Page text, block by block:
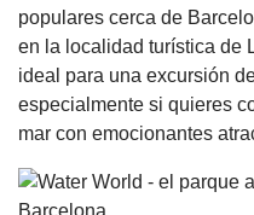
populares cerca de
en la localidad turística de
ideal para una excursión
especialmente si quieres
mar con emocionantes